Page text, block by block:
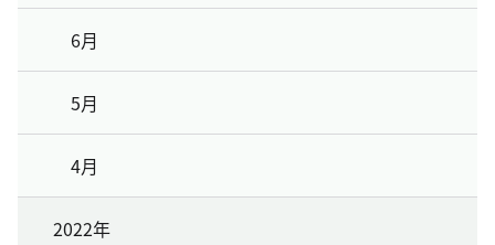
6月
5月
4月
2022年